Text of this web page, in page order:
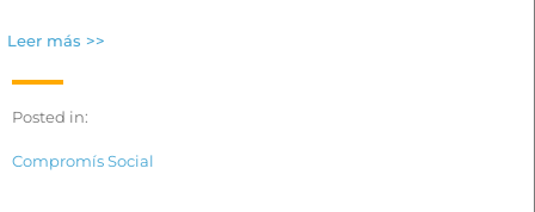
Leer más >>
Posted in:
Compromís Social